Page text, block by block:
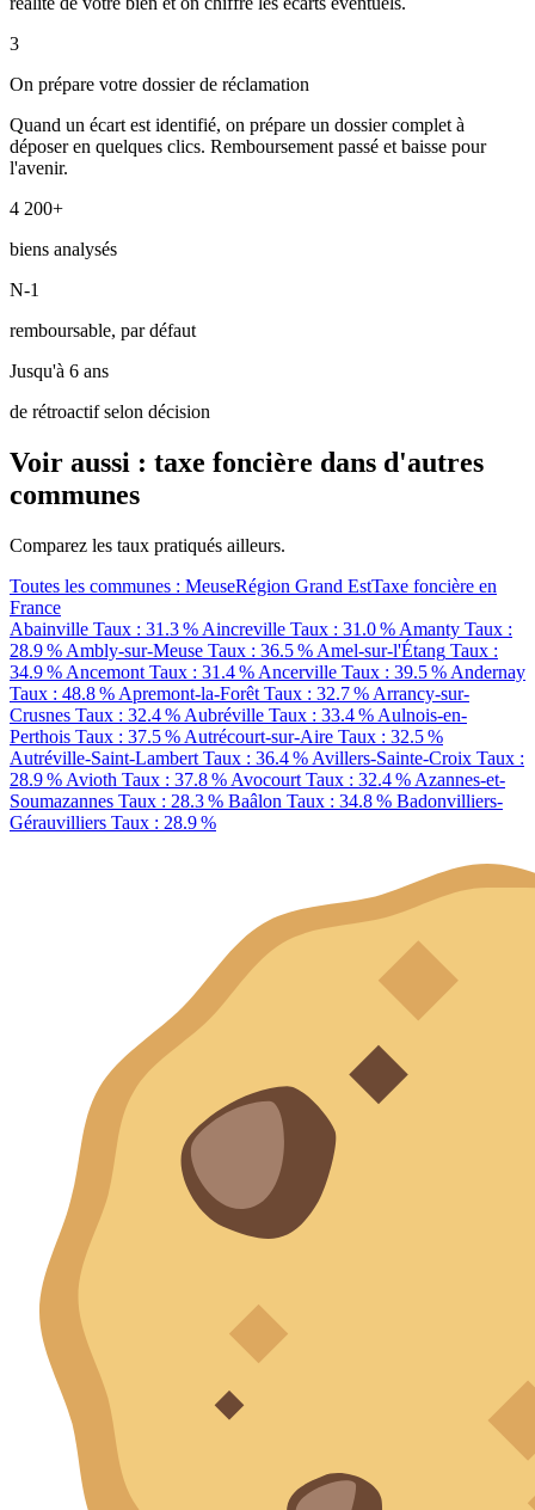
3
On prépare votre dossier de réclamation
Quand un écart est identifié, on prépare un dossier complet à
déposer en quelques clics. Remboursement passé et baisse pour
l'avenir.
4 200+
biens analysés
N-1
remboursable, par défaut
Jusqu'à 6 ans
de rétroactif selon décision
Voir aussi : taxe foncière dans d'autres
communes
Comparez les taux pratiqués ailleurs.
Toutes les communes : MeuseRégion Grand EstTaxe foncière en
France
Abainville Taux : 31.3 % Aincreville Taux : 31.0 % Amanty Taux :
28.9 % Ambly-sur-Meuse Taux : 36.5 % Amel-sur-l'Étang Taux :
34.9 % Ancemont Taux : 31.4 % Ancerville Taux : 39.5 % Andernay
Taux : 48.8 % Apremont-la-Forêt Taux : 32.7 % Arrancy-sur-
Crusnes Taux : 32.4 % Aubréville Taux : 33.4 % Aulnois-en-
Perthois Taux : 37.5 % Autrécourt-sur-Aire Taux : 32.5 %
Autréville-Saint-Lambert Taux : 36.4 % Avillers-Sainte-Croix Taux :
28.9 % Avioth Taux : 37.8 % Avocourt Taux : 32.4 % Azannes-et-
Soumazannes Taux : 28.3 % Baâlon Taux : 34.8 % Badonvilliers-
Gérauvilliers Taux : 28.9 %